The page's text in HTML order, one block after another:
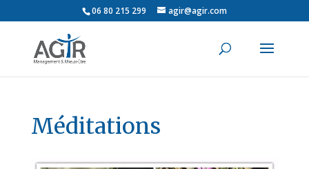
06 80 215 299 agir@agir.com
Méditations